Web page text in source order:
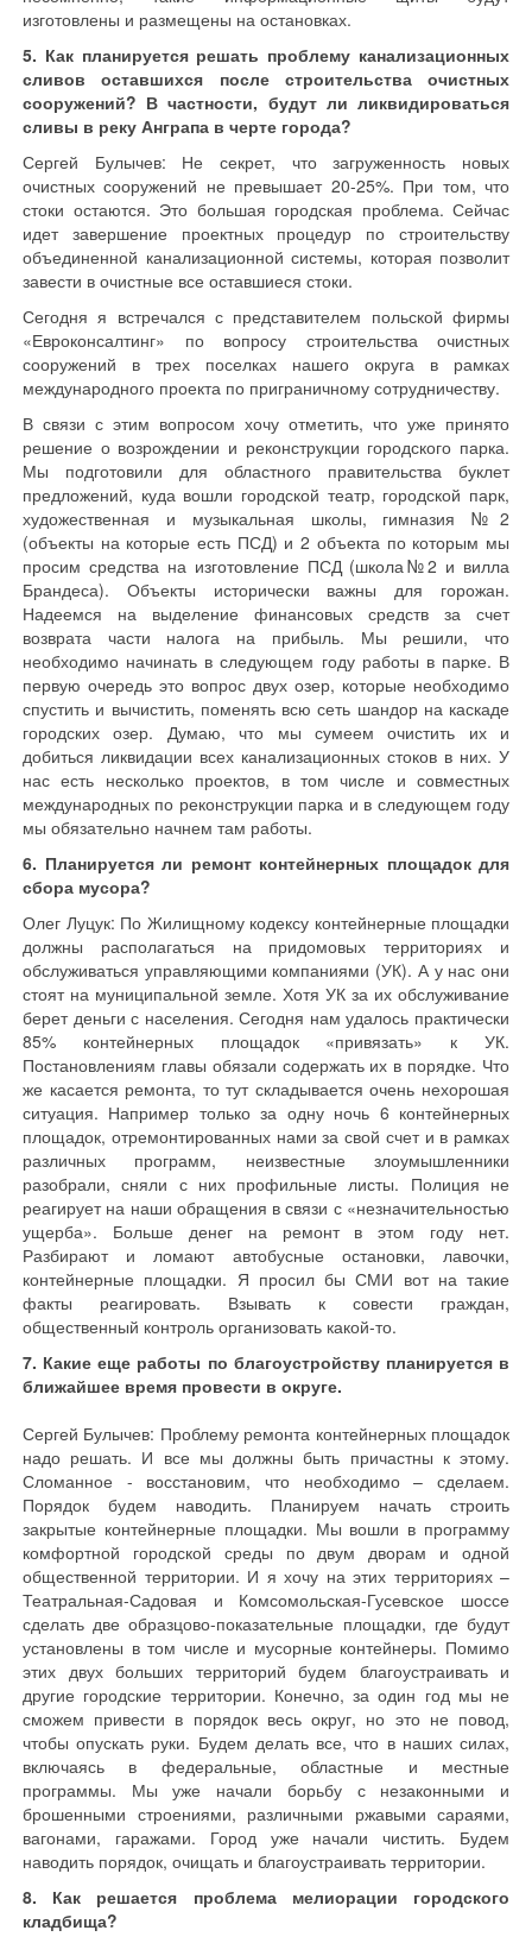
изготовлены и размещены на остановках.
5. Как планируется решать проблему канализационных
сливов оставшихся после строительства очистных
сооружений? В частности, будут ли ликвидироваться
сливы в реку Анграпа в черте города?
Сергей Булычев: Не секрет, что загруженность новых
очистных сооружений не превышает 20-25%. При том, что
стоки остаются. Это большая городская проблема. Сейчас
идет завершение проектных процедур по строительству
объединенной канализационной системы, которая позволит
завести в очистные все оставшиеся стоки.
Сегодня я встречался с представителем польской фирмы
«Евроконсалтинг» по вопросу строительства очистных
сооружений в трех поселках нашего округа в рамках
международного проекта по приграничному сотрудничеству.
В связи с этим вопросом хочу отметить, что уже принято
решение о возрождении и реконструкции городского парка.
Мы подготовили для областного правительства буклет
предложений, куда вошли городской театр, городской парк,
художественная и музыкальная школы, гимназия №2
(объекты на которые есть ПСД) и 2 объекта по которым мы
просим средства на изготовление ПСД (школа№2 и вилла
Брандеса). Объекты исторически важны для горожан.
Надеемся на выделение финансовых средств за счет
возврата части налога на прибыль. Мы решили, что
необходимо начинать в следующем году работы в парке. В
первую очередь это вопрос двух озер, которые необходимо
спустить и вычистить, поменять всю сеть шандор на каскаде
городских озер. Думаю, что мы сумеем очистить их и
добиться ликвидации всех канализационных стоков в них. У
нас есть несколько проектов, в том числе и совместных
международных по реконструкции парка и в следующем году
мы обязательно начнем там работы.
6. Планируется ли ремонт контейнерных площадок для
сбора мусора?
Олег Луцук: По Жилищному кодексу контейнерные площадки
должны располагаться на придомовых территориях и
обслуживаться управляющими компаниями (УК). А у нас они
стоят на муниципальной земле. Хотя УК за их обслуживание
берет деньги с населения. Сегодня нам удалось практически
85% контейнерных площадок «привязать» к УК.
Постановлениям главы обязали содержать их в порядке. Что
же касается ремонта, то тут складывается очень нехорошая
ситуация. Например только за одну ночь 6 контейнерных
площадок, отремонтированных нами за свой счет и в рамках
различных программ, неизвестные злоумышленники
разобрали, сняли с них профильные листы. Полиция не
реагирует на наши обращения в связи с «незначительностью
ущерба». Больше денег на ремонт в этом году нет.
Разбирают и ломают автобусные остановки, лавочки,
контейнерные площадки. Я просил бы СМИ вот на такие
факты реагировать. Взывать к совести граждан,
общественный контроль организовать какой-то.
7. Какие еще работы по благоустройству планируется в
ближайшее время провести в округе.
Сергей Булычев: Проблему ремонта контейнерных площадок
надо решать. И все мы должны быть причастны к этому.
Сломанное - восстановим, что необходимо – сделаем.
Порядок будем наводить. Планируем начать строить
закрытые контейнерные площадки. Мы вошли в программу
комфортной городской среды по двум дворам и одной
общественной территории. И я хочу на этих территориях –
Театральная-Садовая и Комсомольская-Гусевское шоссе
сделать две образцово-показательные площадки, где будут
установлены в том числе и мусорные контейнеры. Помимо
этих двух больших территорий будем благоустраивать и
другие городские территории. Конечно, за один год мы не
сможем привести в порядок весь округ, но это не повод,
чтобы опускать руки. Будем делать все, что в наших силах,
включаясь в федеральные, областные и местные
программы. Мы уже начали борьбу с незаконными и
брошенными строениями, различными ржавыми сараями,
вагонами, гаражами. Город уже начали чистить. Будем
наводить порядок, очищать и благоустраивать территории.
8. Как решается проблема мелиорации городского
кладбища?